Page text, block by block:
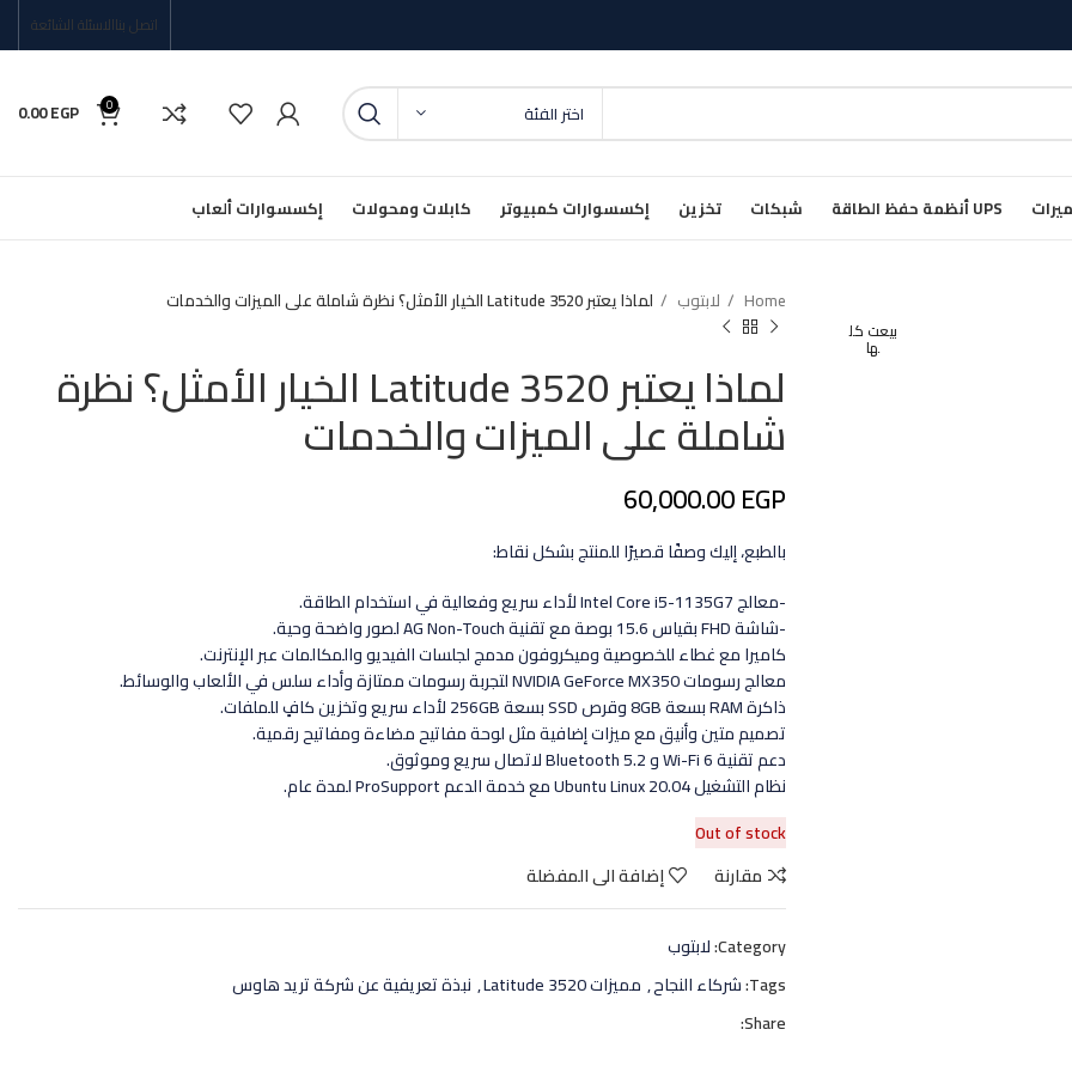
اتصل بناالاسئلة الشائعة
اختر الفئة 0
0.00EGP
UPS أنظمة حفظ الطاقة شبكات تخزين إكسسوارات كمبيوتر كابلات ومحولات إكسسوارات ألعاب
بيعت كل
ها
Home لابتوب لماذا يعتبر Latitude 3520 الخيار الأمثل؟ نظرة شاملة على الميزات والخدمات
لماذا يعتبر Latitude 3520 الخيار الأمثل؟ نظرة
شاملة على الميزات والخدمات
60,000.00EGP
بالطبع، إليك وصفًا قصيرًا للمنتج بشكل نقاط:
-معالج Intel Core i5-1135G7 لأداء سريع وفعالية في استخدام الطاقة.
-شاشة FHD بقياس 15.6 بوصة مع تقنية AG Non-Touch لصور واضحة وحية.
كاميرا مع غطاء للخصوصية وميكروفون مدمج لجلسات الفيديو والمكالمات عبر الإنترنت.
معالج رسومات NVIDIA GeForce MX350 لتجربة رسومات ممتازة وأداء سلس في الألعاب والوسائط.
ذاكرة RAM بسعة 8GB وقرص SSD بسعة 256GB لأداء سريع وتخزين كافٍ للملفات.
تصميم متين وأنيق مع ميزات إضافية مثل لوحة مفاتيح مضاءة ومفاتيح رقمية.
دعم تقنية Wi-Fi 6 و Bluetooth 5.2 لاتصال سريع وموثوق.
نظام التشغيل Ubuntu Linux 20.04 مع خدمة الدعم ProSupport لمدة عام.
Out of stock
مقارنة
إضافة الى المفضلة
Category: لابتوب
Tags: شركاء النجاح, مميزات Latitude 3520 , نبذة تعريفية عن شركة تريد هاوس
Share: